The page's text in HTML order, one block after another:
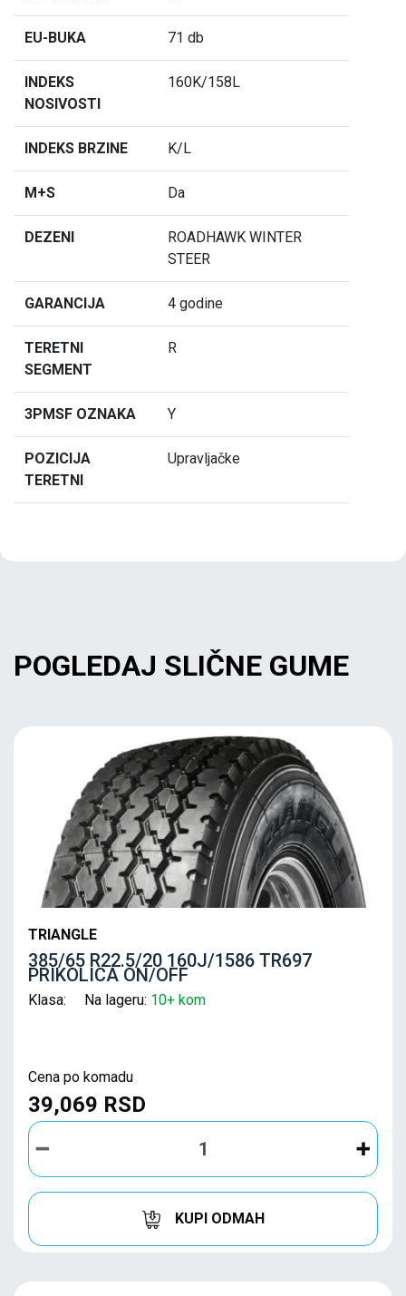
EU-BUKA 71 db
INDEKS
NOSIVOSTI
160K/158L
INDEKS BRZINE K/L
M+S Da
DEZENI
ROADHAWK WINTER
STEER
GARANCIJA 4 godine
TERETNI
SEGMENT
R
3PMSF OZNAKA Y
POZICIJA
TERETNI
Upravljačke
POGLEDAJ SLIČNE GUME
TRIANGLE
385/65 R22.5/20 160J/1586 TR697
PRIKOLICA ON/OFF
Klasa: Na lageru: 10+ kom
Cena po komadu
39,069 RSD
KUPI ODMAH